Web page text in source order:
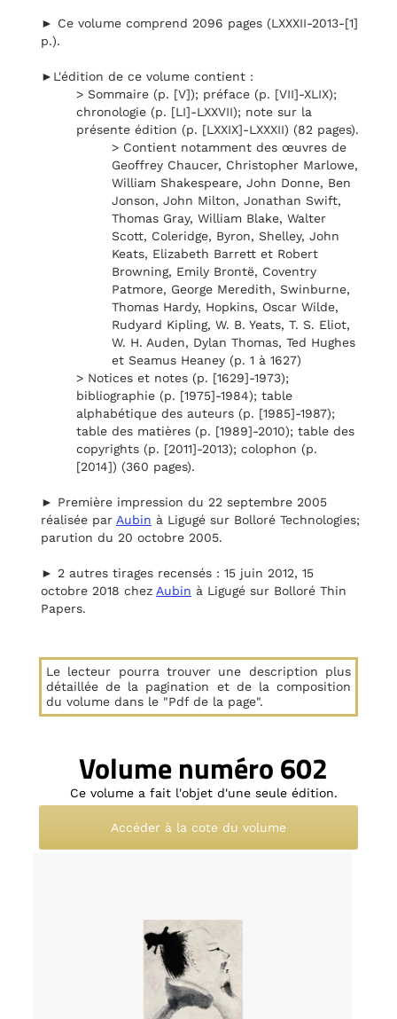
► Ce volume comprend 2096 pages (LXXXII-2013-[1]
p.).
►L'édition de ce volume contient :
> Sommaire (p. [V]); préface (p. [VII]-XLIX);
chronologie (p. [LI]-LXXVII); note sur la
présente édition (p. [LXXIX]-LXXXII) (82 pages).
> Contient notamment des œuvres de
Geoffrey Chaucer, Christopher Marlowe,
William Shakespeare, John Donne, Ben
Jonson, John Milton, Jonathan Swift,
Thomas Gray, William Blake, Walter
Scott, Coleridge, Byron, Shelley, John
Keats, Elizabeth Barrett et Robert
Browning, Emily Brontë, Coventry
Patmore, George Meredith, Swinburne,
Thomas Hardy, Hopkins, Oscar Wilde,
Rudyard Kipling, W. B. Yeats, T. S. Eliot,
W. H. Auden, Dylan Thomas, Ted Hughes
et Seamus Heaney (p. 1 à 1627)
> Notices et notes (p. [1629]-1973);
bibliographie (p. [1975]-1984); table
alphabétique des auteurs (p. [1985]-1987);
table des matières (p. [1989]-2010); table des
copyrights (p. [2011]-2013); colophon (p.
[2014]) (360 pages).
► Première impression du 22 septembre 2005
réalisée par Aubin à Ligugé sur Bolloré Technologies;
parution du 20 octobre 2005.
► 2 autres tirages recensés : 15 juin 2012, 15
octobre 2018 chez Aubin à Ligugé sur Bolloré Thin
Papers.
Volume numéro 602
Ce volume a fait l'objet d'une seule édition.
Accéder à la cote du volume
Le lecteur pourra trouver une description plus
détaillée de la pagination et de la composition
du volume dans le "Pdf de la page".